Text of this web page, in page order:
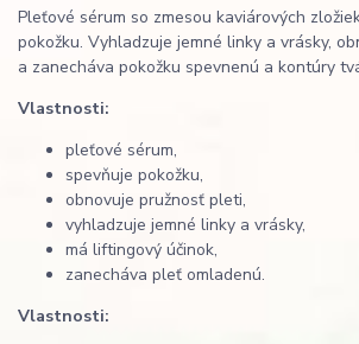
Pleťové sérum so zmesou kaviárových
pokožku. Vyhladzuje jemné linky a vrásky,
a zanecháva pokožku spevnenú a kontúry
Vlastnosti:
pleťové sérum,
spevňuje pokožku,
obnovuje pružnosť pleti,
vyhladzuje jemné linky a vrásky,
má liftingový účinok,
zanecháva pleť omladenú.
Vlastnosti: